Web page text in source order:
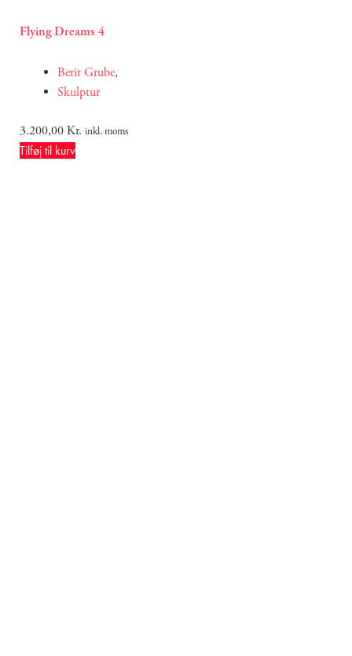
Flying Dreams 4
Berit Grube,
Skulptur
3.200,00Kr. inkl. moms
Tilføj til kurv